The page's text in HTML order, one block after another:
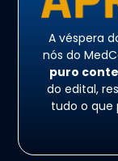
A véspera
nós do
puro
do edital,
tudo o que